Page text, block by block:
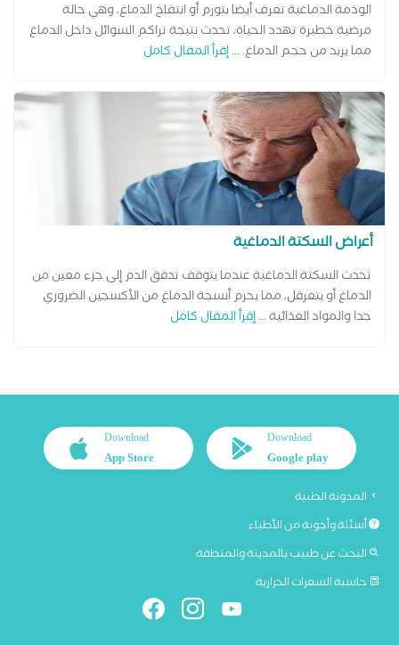
الوذمة الدماغية تعرف أيضا بتورم أو انتفاخ الدماغ، وهي حالة
مرضية خطيرة تهدد الحياة، تحدث نتيجة تراكم السوائل داخل الدماغ
مما يزيد من حجم الدماغ. ...إقرأ المقال كامل
أعراض السكتة الدماغية
تحدث السكتة الدماغية عندما يتوقف تدفق الدم إلى جزء معين من
الدماغ أو يتعرقل، مما يحرم أنسجة الدماغ من الأكسجين الضروري
جدا والمواد الغذائية ...إقرأ المقال كامل
Download
Google play
Download
App Store
المدونة الطبية
أسئلة وأجوبة من الأطباء
البحث عن طبيب بالمدينة والمنطقة
حاسبة السعرات الحرارية